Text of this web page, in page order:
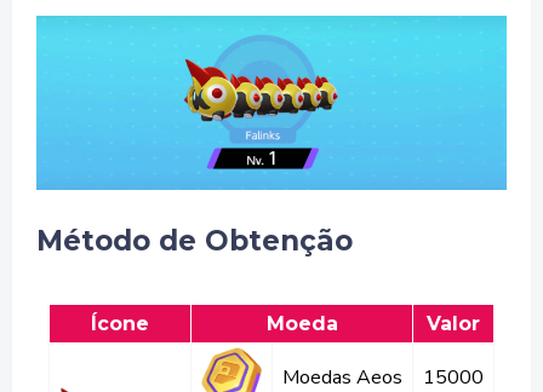
Método de Obtenção
Ícone Moeda Valor
Moedas Aeos 15000